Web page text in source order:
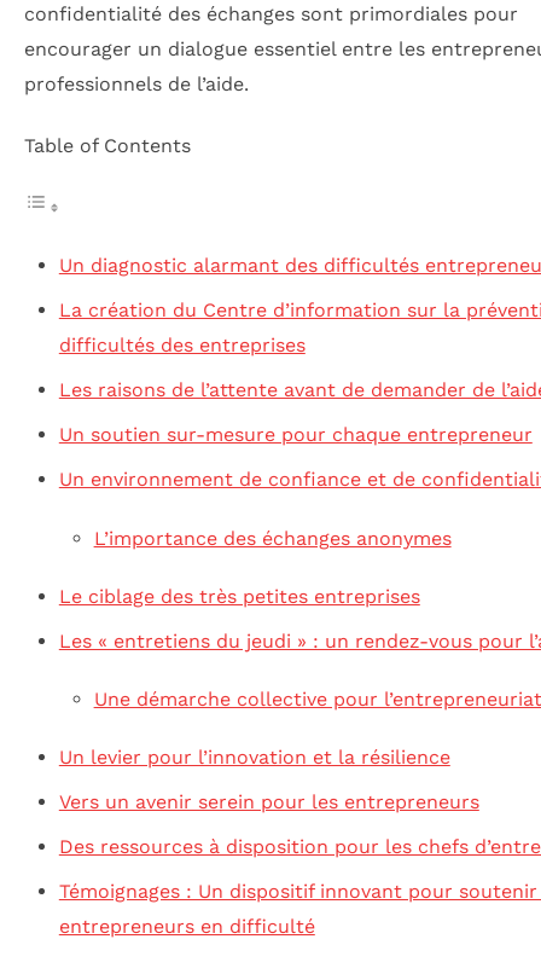
confidentialité des échanges sont primordiales pour
encourager un dialogue essentiel entre les
professionnels de l’aide.
Table of Contents
Un diagnostic alarmant des difficultés
La création du Centre d’information sur la
difficultés des entreprises
Les raisons de l’attente avant de demander de
Un soutien sur-mesure pour chaque entrepreneur
Un environnement de confiance et de
L’importance des échanges anonymes
Le ciblage des très petites entreprises
Les « entretiens du jeudi » : un rendez-vous pour
Une démarche collective pour l’entrepreneuriat
Un levier pour l’innovation et la résilience
Vers un avenir serein pour les entrepreneurs
Des ressources à disposition pour les chefs
Témoignages : Un dispositif innovant pour soutenir
entrepreneurs en difficulté